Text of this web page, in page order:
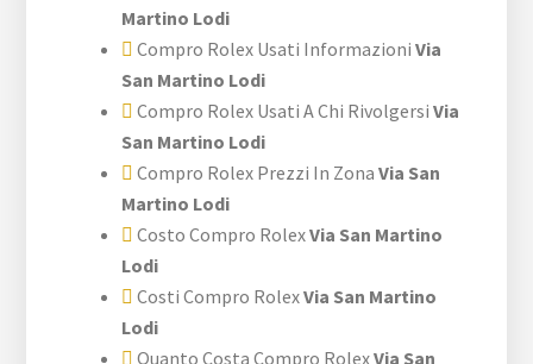
Martino Lodi
Compro Rolex Usati Informazioni Via
San Martino Lodi
Compro Rolex Usati A Chi Rivolgersi Via
San Martino Lodi
Compro Rolex Prezzi In Zona Via San
Martino Lodi
Costo Compro RolexVia San Martino
Lodi
Costi Compro RolexVia San Martino
Lodi
Quanto Costa Compro RolexVia San